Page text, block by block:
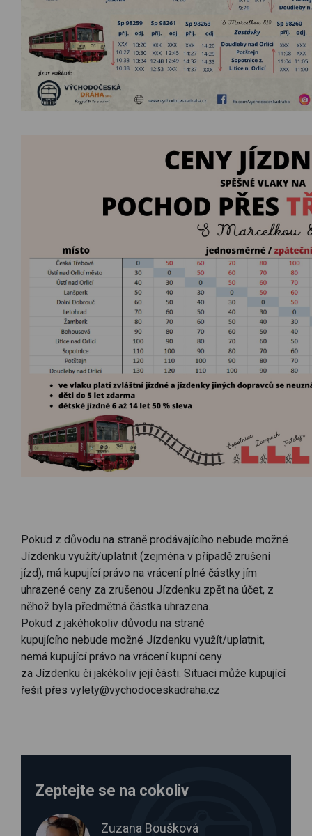
Pokud z důvodu na straně prodávajícího nebude možné
Jízdenku využít/uplatnit (zejména v případě zrušení
jízd), má kupující právo na vrácení plné částky jím
uhrazené ceny za zrušenou Jízdenku zpět na účet, z
něhož byla předmětná částka uhrazena.
Pokud z jakéhokoliv důvodu na straně
kupujícího nebude možné Jízdenku využít/uplatnit,
nemá kupující právo na vrácení kupní ceny
za Jízdenku či jakékoliv její části. Situaci může kupující
řešit přes vylety@vychodoceskadraha.cz
Zeptejte se na cokoliv
Zuzana Boušková